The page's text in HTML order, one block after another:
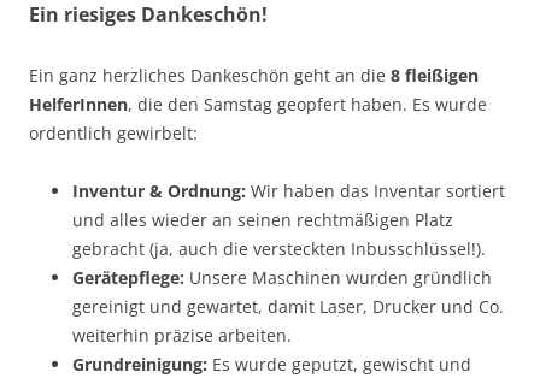
Ein riesiges Dankeschön!
Ein ganz herzliches Dankeschön geht an die 8 fleißigen
HelferInnen, die den Samstag geopfert haben. Es wurde
ordentlich gewirbelt:
Inventur & Ordnung: Wir haben das Inventar sortiert
und alles wieder an seinen rechtmäßigen Platz
gebracht (ja, auch die versteckten Inbusschlüssel!).
Gerätepflege: Unsere Maschinen wurden gründlich
gereinigt und gewartet, damit Laser, Drucker und Co.
weiterhin präzise arbeiten.
Grundreinigung: Es wurde geputzt, gewischt und